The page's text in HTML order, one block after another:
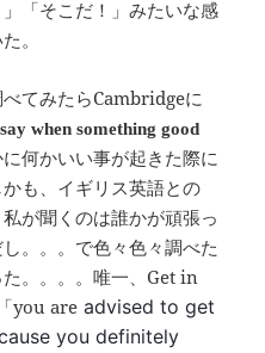
「そこだ！」みたいな感
。
てみたらCambridgeに
when something good
に何かいい事が起きた際に
も、イギリス英語との
が聞くのは誰かが頑張っ
。。。で色々色々調べた
。。。。唯一、Get in
you are advised to get
you definitely